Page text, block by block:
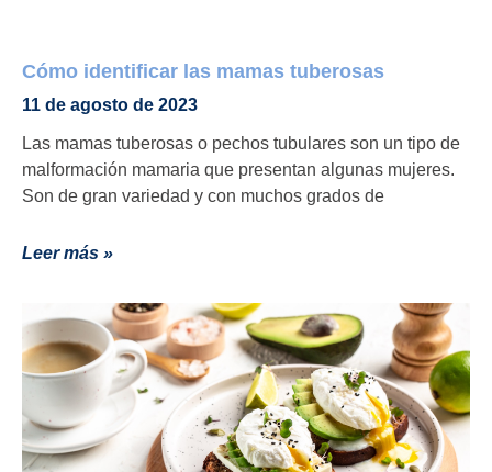
Cómo identificar las mamas tuberosas
11 de agosto de 2023
Las mamas tuberosas o pechos tubulares son un tipo de
malformación mamaria que presentan algunas mujeres.
Son de gran variedad y con muchos grados de
Leer más »